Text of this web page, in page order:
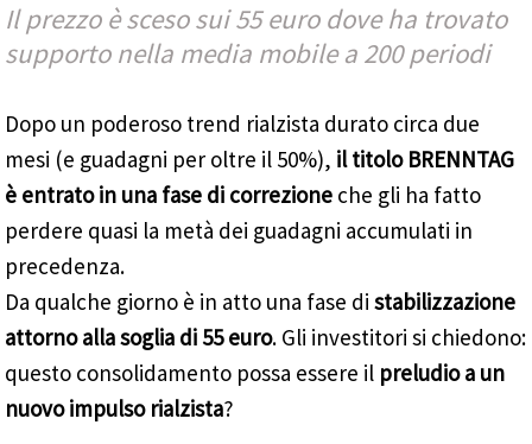
Il prezzo è sceso sui 55 euro dove ha trovato
supporto nella media mobile a 200 periodi
Dopo un poderoso trend rialzista durato circa due
mesi (e guadagni per oltre il 50%), il titolo BRENNTAG
è entrato in una fase di correzione che gli ha fatto
perdere quasi la metà dei guadagni accumulati in
precedenza.
Da qualche giorno è in atto una fase distabilizzazione
attorno alla soglia di 55 euro. Gli investitori si chiedono:
questo consolidamento possa essere il preludio a un
nuovo impulso rialzista?